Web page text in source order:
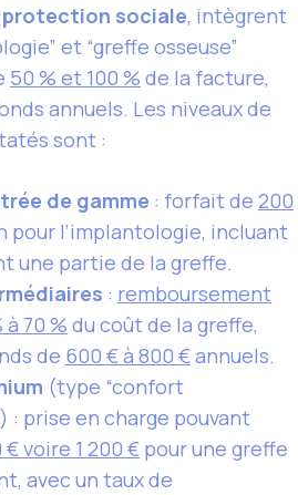
protection sociale, intègrent
et “greffe osseuse”
50 % et 100 % de la facture,
annuels. Les niveaux de
sont :
de gamme : forfait de 200
pour l’implantologie, incluant
une partie de la greffe.
: remboursement
à 70 % du coût de la greffe,
de 600 € à 800 €annuels.
(type “confort
: prise en charge pouvant
€ voire 1 200 € pour une greffe
avec un taux de